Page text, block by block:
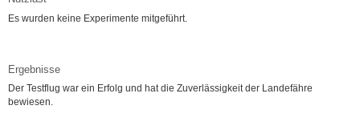
Es wurden keine Experimente mitgeführt.
Ergebnisse
Der Testflug war ein Erfolg und hat die Zuverlässigkeit der Landefähre
bewiesen.